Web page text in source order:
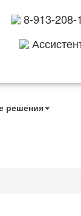
8-913-208-
решения